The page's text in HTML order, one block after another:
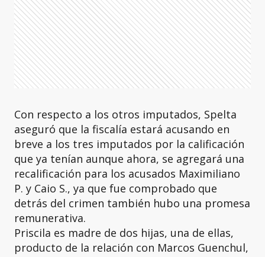
Con respecto a los otros imputados, Spelta
aseguró que la fiscalía estará acusando en
breve a los tres imputados por la calificación
que ya tenían aunque ahora, se agregará una
recalificación para los acusados Maximiliano
P. y Caio S., ya que fue comprobado que
detrás del crimen también hubo una promesa
remunerativa.
Priscila es madre de dos hijas, una de ellas,
producto de la relación con Marcos Guenchul,